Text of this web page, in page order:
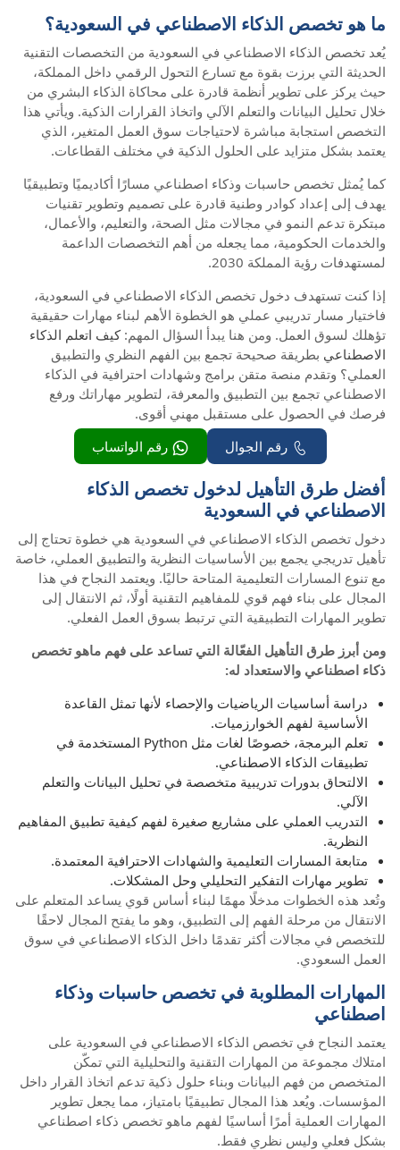
ما هو تخصص الذكاء الاصطناعي في السعودية؟
يُعد تخصص الذكاء الاصطناعي في السعودية من التخصصات التقنية
الحديثة التي برزت بقوة مع تسارع التحول الرقمي داخل المملكة،
حيث يركز على تطوير أنظمة قادرة على محاكاة الذكاء البشري من
خلال تحليل البيانات والتعلم الآلي واتخاذ القرارات الذكية. ويأتي هذا
التخصص استجابة مباشرة لاحتياجات سوق العمل المتغير، الذي
يعتمد بشكل متزايد على الحلول الذكية في مختلف القطاعات.
كما يُمثل تخصص حاسبات وذكاء اصطناعي مسارًا أكاديميًا وتطبيقيًا
يهدف إلى إعداد كوادر وطنية قادرة على تصميم وتطوير تقنيات
مبتكرة تدعم النمو في مجالات مثل الصحة، والتعليم، والأعمال،
والخدمات الحكومية، مما يجعله من أهم التخصصات الداعمة
لمستهدفات رؤية المملكة 2030.
إذا كنت تستهدف دخول تخصص الذكاء الاصطناعي في السعودية،
فاختيار مسار تدريبي عملي هو الخطوة الأهم لبناء مهارات حقيقية
تؤهلك لسوق العمل. ومن هنا يبدأ السؤال المهم:كيف اتعلم الذكاء
الاصطناعي بطريقة صحيحة تجمع بين الفهم النظري والتطبيق
العملي؟ وتقدم منصة متقن برامج وشهادات احترافية في الذكاء
الاصطناعي تجمع بين التطبيق والمعرفة، لتطوير مهاراتك ورفع
فرصك في الحصول على مستقبل مهني أقوى.
رقم الجوال
رقم الواتساب
أفضل طرق التأهيل لدخول تخصص الذكاء
الاصطناعي في السعودية
دخول تخصص الذكاء الاصطناعي في السعودية هي خطوة تحتاج إلى
تأهيل تدريجي يجمع بين الأساسيات النظرية والتطبيق العملي، خاصة
مع تنوع المسارات التعليمية المتاحة حاليًا. ويعتمد النجاح في هذا
المجال على بناء فهم قوي للمفاهيم التقنية أولًا، ثم الانتقال إلى
تطوير المهارات التطبيقية التي ترتبط بسوق العمل الفعلي.
ومن أبرز طرق التأهيل الفعّالة التي تساعد على فهم ماهو تخصص
ذكاء اصطناعي والاستعداد له:
دراسة أساسيات الرياضيات والإحصاء لأنها تمثل القاعدة
الأساسية لفهم الخوارزميات.
تعلم البرمجة، خصوصًا لغات مثل Python المستخدمة في
تطبيقات الذكاء الاصطناعي.
الالتحاق بدورات تدريبية متخصصة في تحليل البيانات والتعلم
الآلي.
التدريب العملي على مشاريع صغيرة لفهم كيفية تطبيق المفاهيم
النظرية.
متابعة المسارات التعليمية والشهادات الاحترافية المعتمدة.
تطوير مهارات التفكير التحليلي وحل المشكلات.
وتُعد هذه الخطوات مدخلًا مهمًا لبناء أساس قوي يساعد المتعلم على
الانتقال من مرحلة الفهم إلى التطبيق، وهو ما يفتح المجال لاحقًا
للتخصص في مجالات أكثر تقدمًا داخل الذكاء الاصطناعي في سوق
العمل السعودي.
المهارات المطلوبة في تخصص حاسبات وذكاء
اصطناعي
يعتمد النجاح في تخصص الذكاء الاصطناعي في السعودية على
امتلاك مجموعة من المهارات التقنية والتحليلية التي تمكّن
المتخصص من فهم البيانات وبناء حلول ذكية تدعم اتخاذ القرار داخل
المؤسسات. ويُعد هذا المجال تطبيقيًا بامتياز، مما يجعل تطوير
المهارات العملية أمرًا أساسيًا لفهم ماهو تخصص ذكاء اصطناعي
بشكل فعلي وليس نظري فقط.